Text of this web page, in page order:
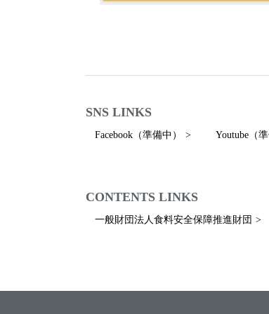
SNS LINKS
Facebook（準備中） Youtube（準
CONTENTS LINKS
一般財団法人食料安全保障推進財団